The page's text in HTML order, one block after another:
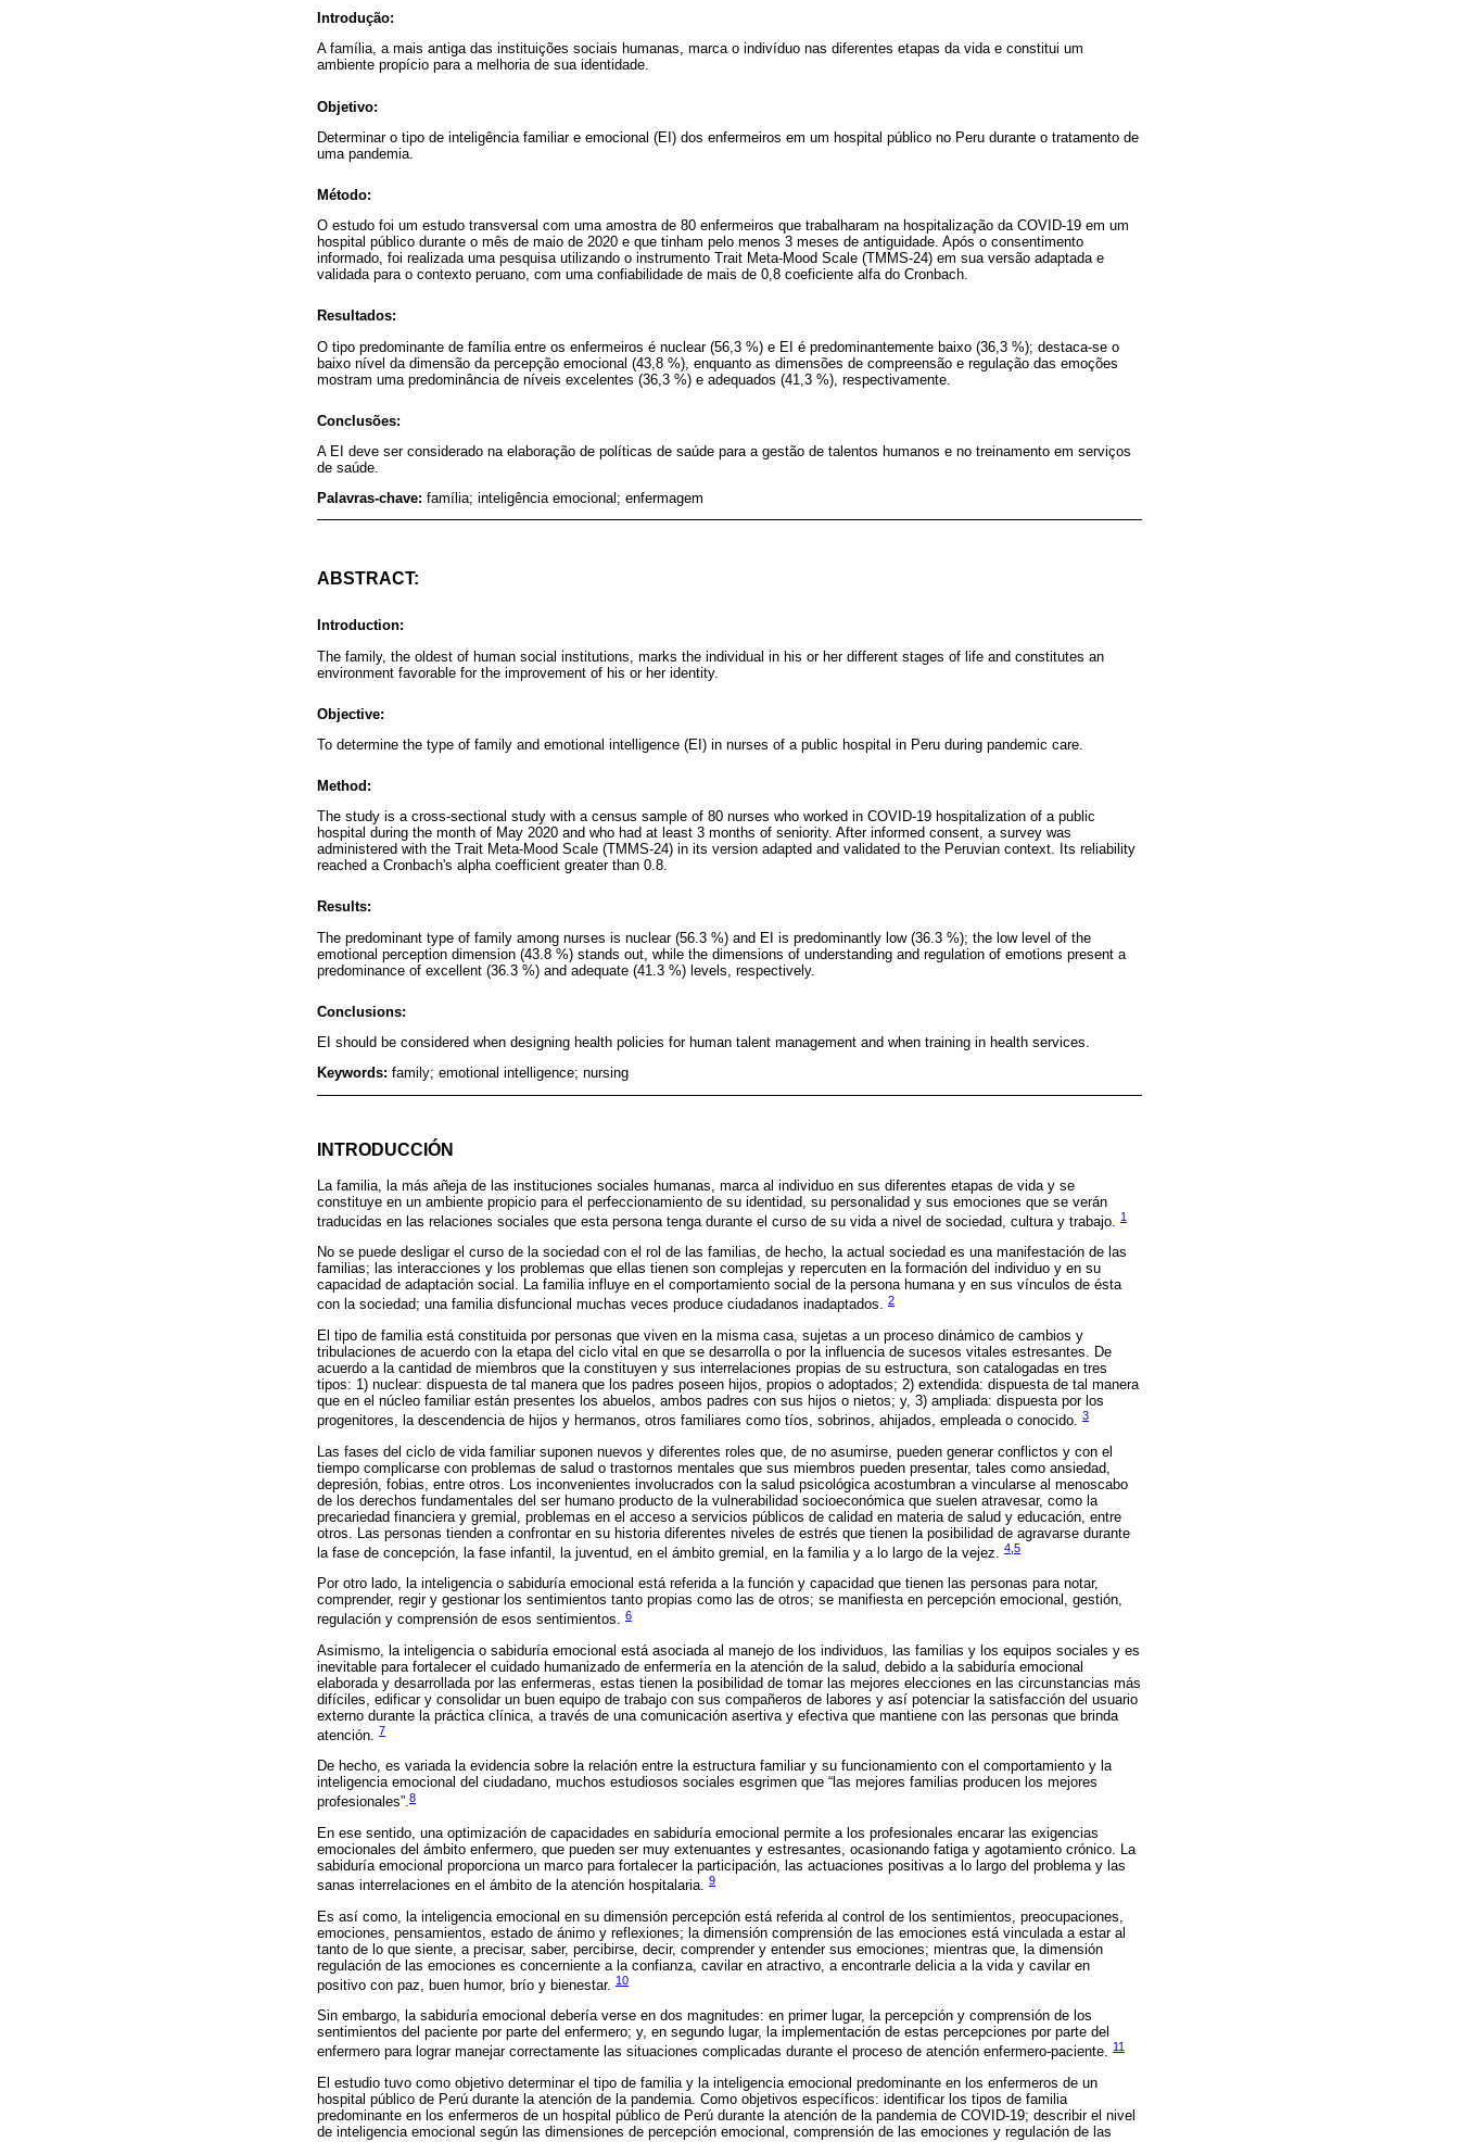
Introdução:
A família, a mais antiga das instituições sociais humanas, marca o indivíduo nas diferentes etapas da vida e constitui um
ambiente propício para a melhoria de sua identidade.
Objetivo:
Determinar o tipo de inteligência familiar e emocional (EI) dos enfermeiros em um hospital público no Peru durante o tratamento de
uma pandemia.
Método:
O estudo foi um estudo transversal com uma amostra de 80 enfermeiros que trabalharam na hospitalização da COVID-19 em um
hospital público durante o mês de maio de 2020 e que tinham pelo menos 3 meses de antiguidade. Após o consentimento
informado, foi realizada uma pesquisa utilizando o instrumento Trait Meta-Mood Scale (TMMS-24) em sua versão adaptada e
validada para o contexto peruano, com uma confiabilidade de mais de 0,8 coeficiente alfa do Cronbach.
Resultados:
O tipo predominante de família entre os enfermeiros é nuclear (56,3 %) e EI é predominantemente baixo (36,3 %); destaca-se o
baixo nível da dimensão da percepção emocional (43,8 %), enquanto as dimensões de compreensão e regulação das emoções
mostram uma predominância de níveis excelentes (36,3 %) e adequados (41,3 %), respectivamente.
Conclusões:
A EI deve ser considerado na elaboração de políticas de saúde para a gestão de talentos humanos e no treinamento em serviços
de saúde.
Palavras-chave: família; inteligência emocional; enfermagem
ABSTRACT:
Introduction:
The family, the oldest of human social institutions, marks the individual in his or her different stages of life and constitutes an
environment favorable for the improvement of his or her identity.
Objective:
To determine the type of family and emotional intelligence (EI) in nurses of a public hospital in Peru during pandemic care.
Method:
The study is a cross-sectional study with a census sample of 80 nurses who worked in COVID-19 hospitalization of a public
hospital during the month of May 2020 and who had at least 3 months of seniority. After informed consent, a survey was
administered with the Trait Meta-Mood Scale (TMMS-24) in its version adapted and validated to the Peruvian context. Its reliability
reached a Cronbach's alpha coefficient greater than 0.8.
Results:
The predominant type of family among nurses is nuclear (56.3 %) and EI is predominantly low (36.3 %); the low level of the
emotional perception dimension (43.8 %) stands out, while the dimensions of understanding and regulation of emotions present a
predominance of excellent (36.3 %) and adequate (41.3 %) levels, respectively.
Conclusions:
EI should be considered when designing health policies for human talent management and when training in health services.
Keywords: family; emotional intelligence; nursing
INTRODUCCIÓN
La familia, la más añeja de las instituciones sociales humanas, marca al individuo en sus diferentes etapas de vida y se
constituye en un ambiente propicio para el perfeccionamiento de su identidad, su personalidad y sus emociones que se verán
traducidas en las relaciones sociales que esta persona tenga durante el curso de su vida a nivel de sociedad, cultura y trabajo. 1
No se puede desligar el curso de la sociedad con el rol de las familias, de hecho, la actual sociedad es una manifestación de las
familias; las interacciones y los problemas que ellas tienen son complejas y repercuten en la formación del individuo y en su
capacidad de adaptación social. La familia influye en el comportamiento social de la persona humana y en sus vínculos de ésta
con la sociedad; una familia disfuncional muchas veces produce ciudadanos inadaptados. 2
El tipo de familia está constituida por personas que viven en la misma casa, sujetas a un proceso dinámico de cambios y
tribulaciones de acuerdo con la etapa del ciclo vital en que se desarrolla o por la influencia de sucesos vitales estresantes. De
acuerdo a la cantidad de miembros que la constituyen y sus interrelaciones propias de su estructura, son catalogadas en tres
tipos: 1) nuclear: dispuesta de tal manera que los padres poseen hijos, propios o adoptados; 2) extendida: dispuesta de tal manera
que en el núcleo familiar están presentes los abuelos, ambos padres con sus hijos o nietos; y, 3) ampliada: dispuesta por los
progenitores, la descendencia de hijos y hermanos, otros familiares como tíos, sobrinos, ahijados, empleada o conocido. 3
Las fases del ciclo de vida familiar suponen nuevos y diferentes roles que, de no asumirse, pueden generar conflictos y con el
tiempo complicarse con problemas de salud o trastornos mentales que sus miembros pueden presentar, tales como ansiedad,
depresión, fobias, entre otros. Los inconvenientes involucrados con la salud psicológica acostumbran a vincularse al menoscabo
de los derechos fundamentales del ser humano producto de la vulnerabilidad socioeconómica que suelen atravesar, como la
precariedad financiera y gremial, problemas en el acceso a servicios públicos de calidad en materia de salud y educación, entre
otros. Las personas tienden a confrontar en su historia diferentes niveles de estrés que tienen la posibilidad de agravarse durante
la fase de concepción, la fase infantil, la juventud, en el ámbito gremial, en la familia y a lo largo de la vejez. 4 5
Por otro lado, la inteligencia o sabiduría emocional está referida a la función y capacidad que tienen las personas para notar,
comprender, regir y gestionar los sentimientos tanto propias como las de otros; se manifiesta en percepción emocional, gestión,
regulación y comprensión de esos sentimientos. 6
Asimismo, la inteligencia o sabiduría emocional está asociada al manejo de los individuos, las familias y los equipos sociales y es
inevitable para fortalecer el cuidado humanizado de enfermería en la atención de la salud, debido a la sabiduría emocional
elaborada y desarrollada por las enfermeras, estas tienen la posibilidad de tomar las mejores elecciones en las circunstancias más
difíciles, edificar y consolidar un buen equipo de trabajo con sus compañeros de labores y así potenciar la satisfacción del usuario
externo durante la práctica clínica, a través de una comunicación asertiva y efectiva que mantiene con las personas que brinda
atención. 7
De hecho, es variada la evidencia sobre la relación entre la estructura familiar y su funcionamiento con el comportamiento y la
inteligencia emocional del ciudadano, muchos estudiosos sociales esgrimen que “las mejores familias producen los mejores
profesionales”.8
En ese sentido, una optimización de capacidades en sabiduría emocional permite a los profesionales encarar las exigencias
emocionales del ámbito enfermero, que pueden ser muy extenuantes y estresantes, ocasionando fatiga y agotamiento crónico. La
sabiduría emocional proporciona un marco para fortalecer la participación, las actuaciones positivas a lo largo del problema y las
sanas interrelaciones en el ámbito de la atención hospitalaria. 9
Es así como, la inteligencia emocional en su dimensión percepción está referida al control de los sentimientos, preocupaciones,
emociones, pensamientos, estado de ánimo y reflexiones; la dimensión comprensión de las emociones está vinculada a estar al
tanto de lo que siente, a precisar, saber, percibirse, decir, comprender y entender sus emociones; mientras que, la dimensión
regulación de las emociones es concerniente a la confianza, cavilar en atractivo, a encontrarle delicia a la vida y cavilar en
positivo con paz, buen humor, brío y bienestar. 10
Sin embargo, la sabiduría emocional debería verse en dos magnitudes: en primer lugar, la percepción y comprensión de los
sentimientos del paciente por parte del enfermero; y, en segundo lugar, la implementación de estas percepciones por parte del
enfermero para lograr manejar correctamente las situaciones complicadas durante el proceso de atención enfermero-paciente. 11
El estudio tuvo como objetivo determinar el tipo de familia y la inteligencia emocional predominante en los enfermeros de un
hospital público de Perú durante la atención de la pandemia. Como objetivos específicos: identificar los tipos de familia
predominante en los enfermeros de un hospital público de Perú durante la atención de la pandemia de COVID-19; describir el nivel
de inteligencia emocional según las dimensiones de percepción emocional, comprensión de las emociones y regulación de las